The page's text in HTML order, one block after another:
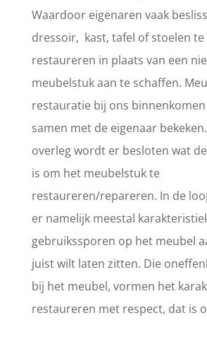
Waardoor eigenaren vaak
dressoir, kast, tafel of stoelen te
restaureren in plaats van een
meubelstuk aan te schaffen.
restauratie bij ons
samen met de eigenaar
overleg wordt er besloten wat
is om het meubelstuk te
restaureren/repareren. In de
er namelijk meestal
gebruikssporen op het meubel
juist wilt laten zitten. Die
bij het meubel, vormen het
restaureren met respect, dat is